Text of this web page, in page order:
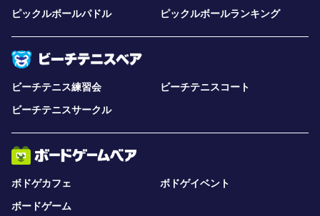
ピックルボールパドル
ピックルボールランキング
ビーチテニス練習会
ビーチテニスコート
ビーチテニスサークル
ボドゲカフェ
ボドゲイベント
ボードゲーム